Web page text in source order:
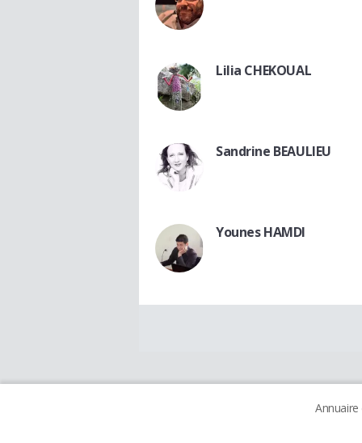
Lilia CHEKOUAL
Sandrine BEAULIEU
Younes HAMDI